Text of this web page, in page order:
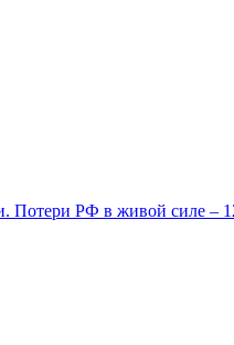
Потери РФ в живой силе –